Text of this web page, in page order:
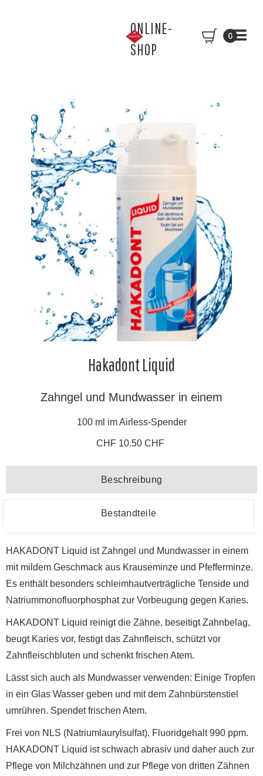
ONLINE-
SHOP
0
Hakadont Liquid
Zahngel und Mundwasser in einem
100 ml im Airless-Spender
CHF 10.50 CHF
Beschreibung
Bestandteile
HAKADONT Liquid ist Zahngel und Mundwasser in einem
mit mildem Geschmack aus Krauseminze und Pfefferminze.
Es enthält besonders schleimhautverträgliche Tenside und
Natriummonofluorphosphat zur Vorbeugung gegen Karies.
HAKADONT Liquid reinigt die Zähne, beseitigt Zahnbelag,
beugt Karies vor, festigt das Zahnfleisch, schützt vor
Zahnfleischbluten und schenkt frischen Atem.
Lässt sich auch als Mundwasser verwenden: Einige Tropfen
in ein Glas Wasser geben und mit dem Zahnbürstenstiel
umrühren. Spendet frischen Atem.
Frei von NLS (Natriumlaurylsulfat). Fluoridgehalt 990 ppm.
HAKADONT Liquid ist schwach abrasiv und daher auch zur
Pflege von Milchzähnen und zur Pflege von dritten Zähnen